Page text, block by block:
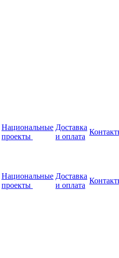
Национальные
проекты
Доставка
и оплата
Национальные
проекты
Доставка
и оплата